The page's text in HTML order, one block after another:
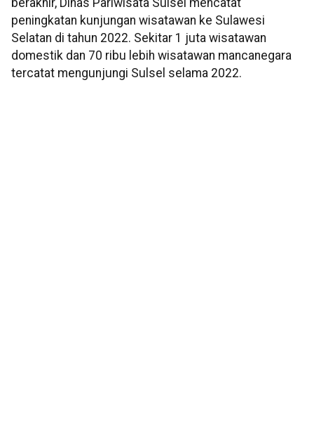
berakhir, Dinas Pariwisata Sulsel mencatat
peningkatan kunjungan wisatawan ke Sulawesi
Selatan di tahun 2022. Sekitar 1 juta wisatawan
domestik dan 70 ribu lebih wisatawan mancanegara
tercatat mengunjungi Sulsel selama 2022.